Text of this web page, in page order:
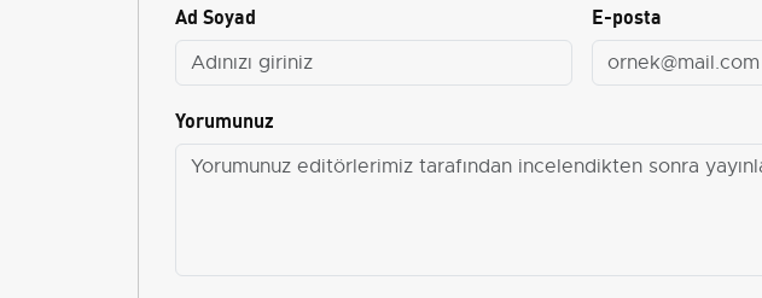
Ad Soyad E-posta
Yorumunuz